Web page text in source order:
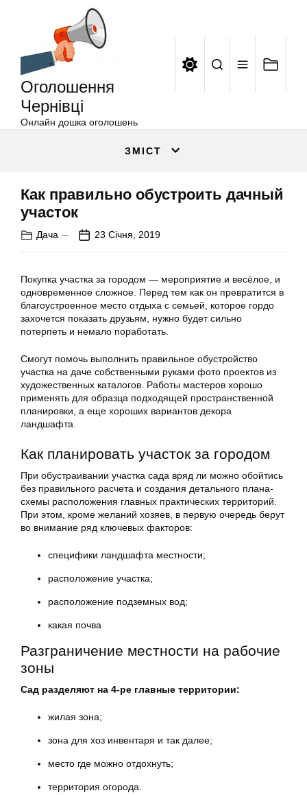
Оголошення
Чернівці
Онлайн дошка оголошень
ЗМІСТ
Как правильно обустроить дачный
участок
Дача 23 Січня, 2019
Покупка участка за городом — мероприятие и весёлое, и
одновременное сложное. Перед тем как он превратится в
благоустроенное место отдыха с семьей, которое гордо
захочется показать друзьям, нужно будет сильно
потерпеть и немало поработать.
Смогут помочь выполнить правильное обустройство
участка на даче собственными руками фото проектов из
художественных каталогов. Работы мастеров хорошо
применять для образца подходящей пространственной
планировки, а еще хороших вариантов декора
ландшафта.
Как планировать участок за городом
При обустраивании участка сада вряд ли можно обойтись
без правильного расчета и создания детального плана-
схемы расположения главных практических территорий.
При этом, кроме желаний хозяев, в первую очередь берут
во внимание ряд ключевых факторов:
специфики ландшафта местности;
расположение участка;
расположение подземных вод;
какая почва
Разграничение местности на рабочие
зоны
Сад разделяют на 4-ре главные территории:
жилая зона;
зона для хоз инвентаря и так далее;
место где можно отдохнуть;
территория огорода.